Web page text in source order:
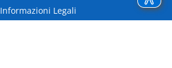
Informazioni Legali